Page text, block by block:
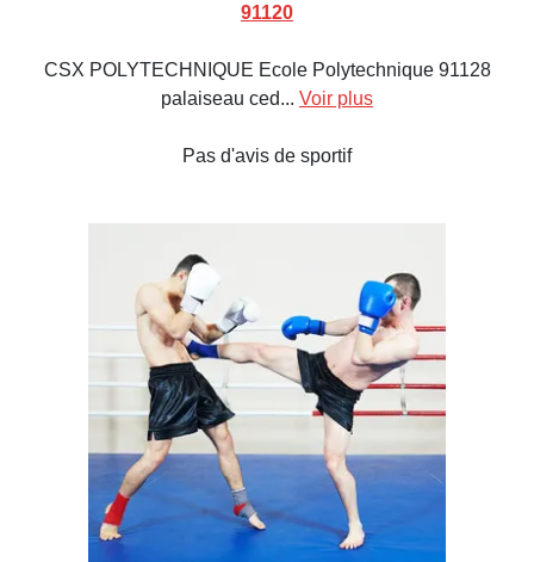
91120
CSX POLYTECHNIQUE Ecole Polytechnique 91128
palaiseau ced... Voir plus
Pas d'avis de sportif